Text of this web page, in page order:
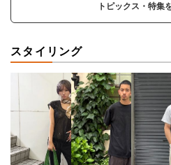
トピックス・特集
スタイリング